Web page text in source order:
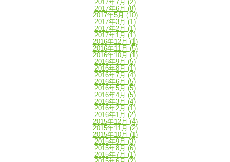
2017年7月 (2)
2017年6月 (8)
2017年5月 (10)
2017年3月 (1)
2017年2月 (1)
2017年1月 (1)
2016年12月 (1)
2016年11月 (5)
2016年10月 (1)
2016年9月 (5)
2016年8月 (1)
2016年7月 (4)
2016年6月 (5)
2016年5月 (5)
2016年4月 (5)
2016年3月 (4)
2016年2月 (1)
2016年1月 (2)
2015年12月 (4)
2015年11月 (2)
2015年10月 (1)
2015年9月 (3)
2015年8月 (6)
2015年7月 (1)